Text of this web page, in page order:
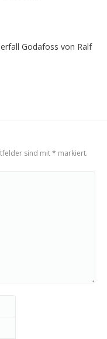
Godafoss von Ralf
sind mit* markiert.